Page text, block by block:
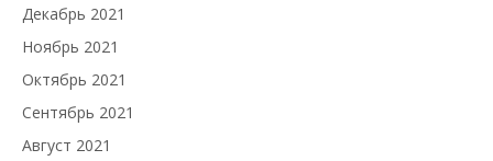
Декабрь 2021
Ноябрь 2021
Октябрь 2021
Сентябрь 2021
Август 2021